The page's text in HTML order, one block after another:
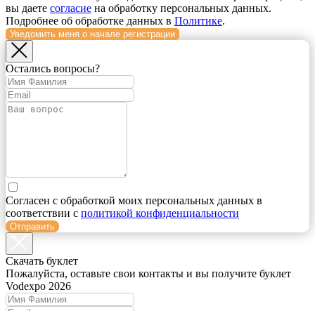
вы даете согласие на обработку персональных данных.
Подробнее об обработке данных в Политике.
Уведомить меня о начале регистрации
Остались вопросы?
Согласен с обработкой моих персональных данных в
соответствии с политикой конфиденциальности
Отправить
Cкачать буклет
Пожалуйста, оставьте свои контакты и вы получите буклет
Vodexpo 2026